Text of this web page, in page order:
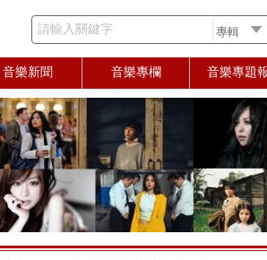
請輸入關鍵字
音樂新聞 音樂專欄 音樂專題